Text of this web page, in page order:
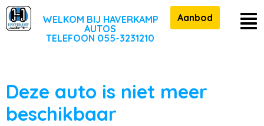
WELKOM BIJ HAVERKAMP
AUTOS
TELEFOON 055-3231210
Aanbod
Deze auto is niet meer
beschikbaar